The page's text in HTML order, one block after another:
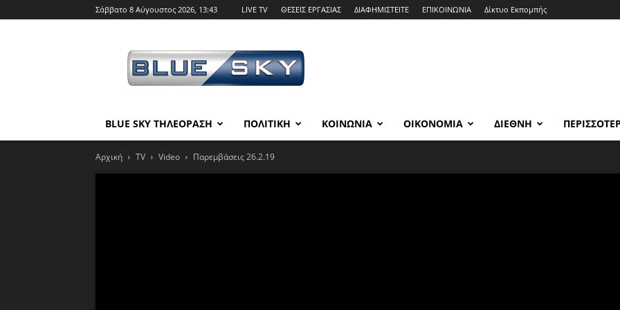
Σάββατο 8 Αύγουστος 2026, 13:43 LIVE TV ΘΕΣΕΙΣ ΕΡΓΑΣΙΑΣ ΔΙΑΦΗΜΙΣΤΕΙΤΕ ΕΠΙΚΟΙΝΩΝΙΑ Δίκτυο Εκπομπής
SKY
BLUE SKY ΤΗΛΕΟΡΑΣΗ ΠΟΛΙΤΙΚΗ ΚΟΙΝΩΝΙΑ ΟΙΚΟΝΟΜΙΑ ΔΙΕΘΝΗ
Αρχική TV Video Παρεμβάσεις 26.2.19